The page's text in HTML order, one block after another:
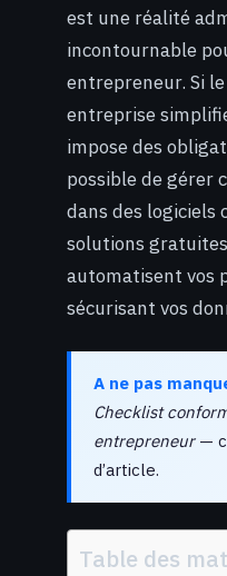
est une réalité
incontournable
entrepreneur. Si
entreprise
impose des
possible de gérer
dans des logiciels
solutions
automatisent vos
sécurisant vos
A ne pas
Checklist
entrepreneur—
d’article.
Table des